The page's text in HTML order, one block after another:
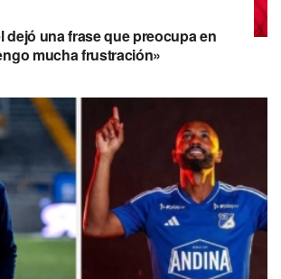
dejó una frase que preocupa en
mucha frustración»